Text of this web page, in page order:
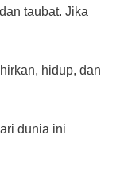
taubat. Jika
hidup, dan
dunia ini